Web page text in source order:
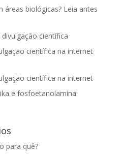
biológicas? Leia antes
científica
científica na internet
científica na internet
e fosfoetanolamina:
para quê?